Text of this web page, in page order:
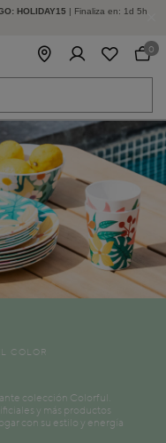
HOLIDAY15 | Finaliza en: 1d 5h
REBAJAS
0
COLOR
colección Colorful.
y más productos
con su estilo y energía